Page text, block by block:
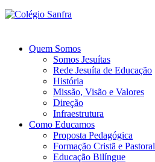
Quem Somos
Somos Jesuítas
Rede Jesuíta de Educação
História
Missão, Visão e Valores
Direção
Infraestrutura
Como Educamos
Proposta Pedagógica
Formação Cristã e Pastoral
Educação Bilíngue